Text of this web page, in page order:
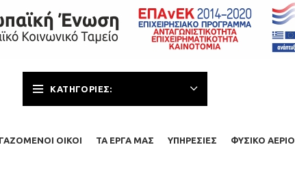
ΚΑΤΗΓΟΡΊΕΣ:
ΟΊΚΟΙ ΤΑ ΈΡΓΑ ΜΑΣ ΥΠΗΡΕΣΊΕΣ ΦΥΣΙΚΌ ΑΈΡΙΟ